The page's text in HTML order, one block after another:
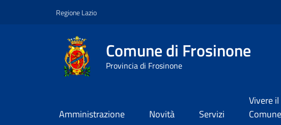
Regione Lazio
Comune di Frosinone
Provincia di Frosinone
Amministrazione Novità Servizi
Vivere il
Comune